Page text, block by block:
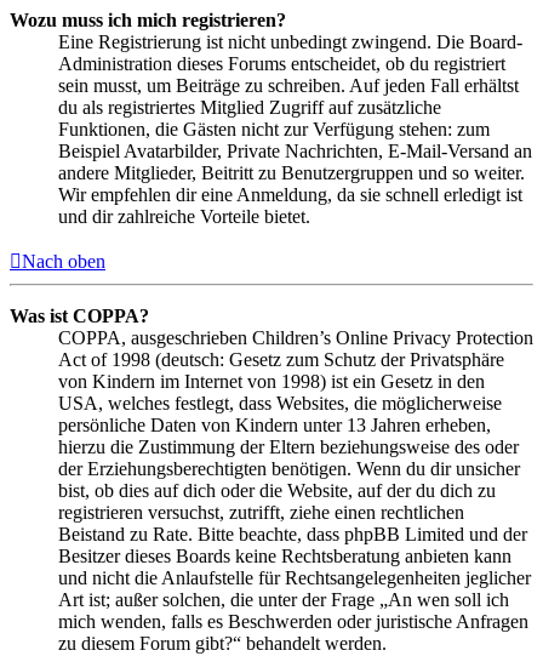
Wozu muss ich mich registrieren?
Eine Registrierung ist nicht unbedingt zwingend. Die Board-
Administration dieses Forums entscheidet, ob du registriert
sein musst, um Beiträge zu schreiben. Auf jeden Fall erhältst
du als registriertes Mitglied Zugriff auf zusätzliche
Funktionen, die Gästen nicht zur Verfügung stehen: zum
Beispiel Avatarbilder, Private Nachrichten, E-Mail-Versand an
andere Mitglieder, Beitritt zu Benutzergruppen und so weiter.
Wir empfehlen dir eine Anmeldung, da sie schnell erledigt ist
und dir zahlreiche Vorteile bietet.
Nach oben
Was ist COPPA?
COPPA, ausgeschrieben Children’s Online Privacy Protection
Act of 1998 (deutsch: Gesetz zum Schutz der Privatsphäre
von Kindern im Internet von 1998) ist ein Gesetz in den
USA, welches festlegt, dass Websites, die möglicherweise
persönliche Daten von Kindern unter 13 Jahren erheben,
hierzu die Zustimmung der Eltern beziehungsweise des oder
der Erziehungsberechtigten benötigen. Wenn du dir unsicher
bist, ob dies auf dich oder die Website, auf der du dich zu
registrieren versuchst, zutrifft, ziehe einen rechtlichen
Beistand zu Rate. Bitte beachte, dass phpBB Limited und der
Besitzer dieses Boards keine Rechtsberatung anbieten kann
und nicht die Anlaufstelle für Rechtsangelegenheiten jeglicher
Art ist; außer solchen, die unter der Frage „An wen soll ich
mich wenden, falls es Beschwerden oder juristische Anfragen
zu diesem Forum gibt?“ behandelt werden.